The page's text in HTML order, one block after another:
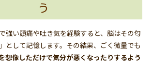
う
強い頭痛や吐き気を経験すると、脳はその匂
として記憶します。その結果、ごく微量でも
想像しただけで気分が悪くなったりするよう